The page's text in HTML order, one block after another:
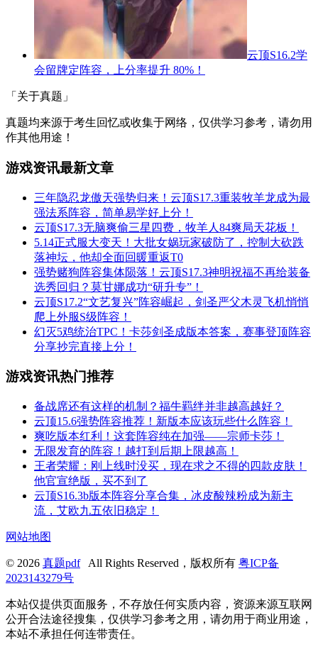
云顶S16.2学
会留牌定阵容，上分率提升 80%！
「关于真题」
真题均来源于考生回忆或收集于网络，仅供学习参考，请勿用
作其他用途！
游戏资讯最新文章
三年隐忍龙傲天强势归来！云顶S17.3重装牧羊龙成为最
强法系阵容，简单易学好上分！
云顶S17.3无脑爽偷三星四费，牧羊人84爽局天花板！
5.14正式服大变天！大批女娲玩家破防了，控制大砍跌
落神坛，他却全面回暖重返T0
强势赌狗阵容集体陨落！云顶S17.3神明祝福不再给装备
选秀回归？莫甘娜成功“研升专”！
云顶S17.2“文艺复兴”阵容崛起，剑圣严父木灵飞机悄悄
爬上外服S级阵容！
幻灭5鸡统治TPC！卡莎剑圣成版本答案，赛事登顶阵容
分享抄完直接上分！
游戏资讯热门推荐
备战席还有这样的机制？福牛羁绊并非越高越好？
云顶15.6强势阵容推荐！新版本应该玩些什么阵容！
爽吃版本红利！这套阵容纯在加强——宗师卡莎！
无限发育的阵容！越打到后期上限越高！
王者荣耀：刚上线时没买，现在求之不得的四款皮肤！
他官宣绝版，买不到了
云顶S16.3b版本阵容分享合集，冰皮酸辣粉成为新主
流，艾欧九五依旧稳定！
网站地图
© 2026 真题pdfAll Rights Reserved，版权所有 粤ICP备
2023143279号
本站仅提供页面服务，不存放任何实质内容，资源来源互联网
公开合法途径搜集，仅供学习参考之用，请勿用于商业用途，
本站不承担任何连带责任。